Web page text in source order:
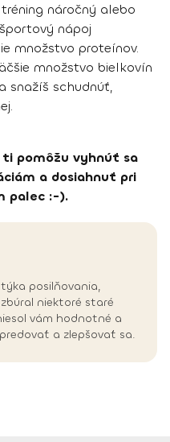
náročný alebo
nápoj
množstvo proteínov.
množstvo bielkovín
snažíš schudnúť,
pomôžu vyhnúť sa
a dosiahnuť pri
palec :-).
posilňovania,
niektoré staré
vám hodnotné a
a zlepšovať sa.